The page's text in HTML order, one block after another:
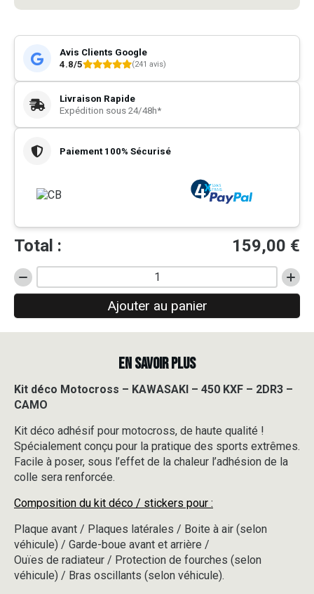
Avis Clients Google
4.8/5
(241 avis)
Livraison Rapide
Expédition sous 24/48h*
Paiement 100% Sécurisé
Total : 159,00 €
quantité
de
Motocross
450
KXF
2DR3
-
CAMO
Ajouter au panier
EN SAVOIR PLUS
Kit déco Motocross – KAWASAKI – 450 KXF – 2DR3 –
CAMO
Kit déco adhésif pour motocross, de haute qualité !
Spécialement conçu pour la pratique des sports extrêmes.
Facile à poser, sous l’effet de la chaleur l’adhésion de la
colle sera renforcée.
Composition du kit déco / stickers pour :
Plaque avant / Plaques latérales / Boite à air (selon
véhicule) / Garde-boue avant et arrière /
Ouïes de radiateur / Protection de fourches (selon
véhicule) / Bras oscillants (selon véhicule).